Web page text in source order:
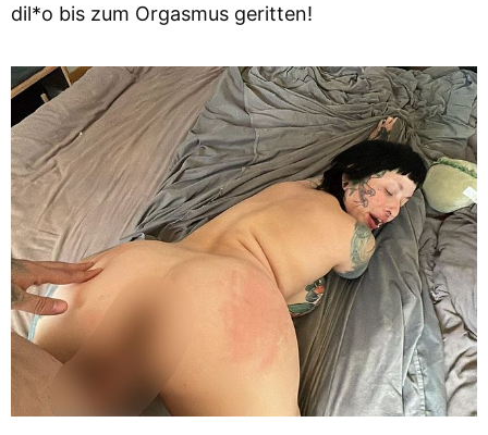
dil*o bis zum Orgasmus geritten!